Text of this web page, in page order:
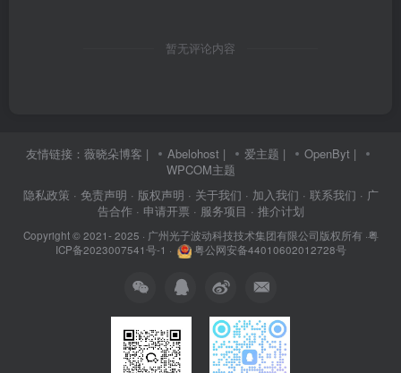
暂无评论内容
友情链接： 薇晓朵博客 | Abelohost | 爱主题 | OpenByt |
WPCOM主题
隐私政策 · 免责声明 · 版权声明 · 关于我们 · 加入我们 · 联系我们 · 广
告合作 · 申请开票 · 服务项目 · 推介计划
Copyright © 2021- 2025 · 广州光子波动科技技术集团有限公司版权所有·粤
ICP备2023007541号-1 · 粤公网安备44010602012728号